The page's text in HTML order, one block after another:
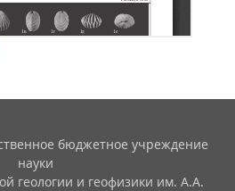
бюджетное учреждение
науки
геологии и геофизики им. А.А.